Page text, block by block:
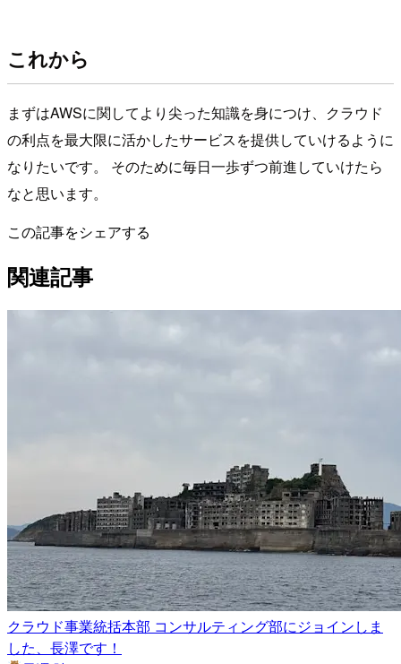
これから
まずはAWSに関してより尖った知識を身につけ、クラウド
の利点を最大限に活かしたサービスを提供していけるように
なりたいです。 そのために毎日一歩ずつ前進していけたら
なと思います。
この記事をシェアする
関連記事
クラウド事業統括本部 コンサルティング部にジョインしま
した、長澤です！